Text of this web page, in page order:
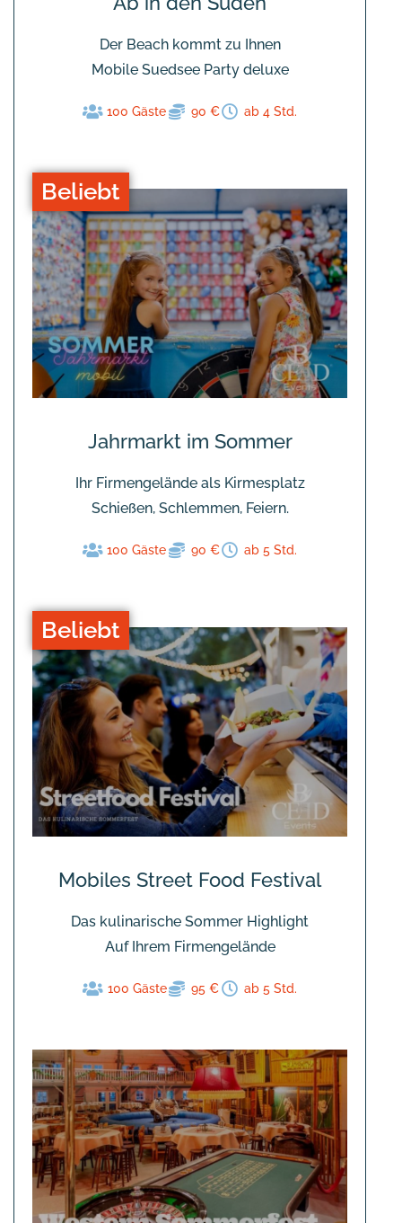
Der Beach kommt zu Ihnen
Mobile Suedsee Party deluxe
100 Gäste 90 € ab 4 Std.
Beliebt
Jahrmarkt im Sommer
Ihr Firmengelände als Kirmesplatz
Schießen, Schlemmen, Feiern.
100 Gäste 90 € ab 5 Std.
Beliebt
Mobiles Street Food Festival
Das kulinarische Sommer Highlight
Auf Ihrem Firmengelände
100 Gäste 95 € ab 5 Std.